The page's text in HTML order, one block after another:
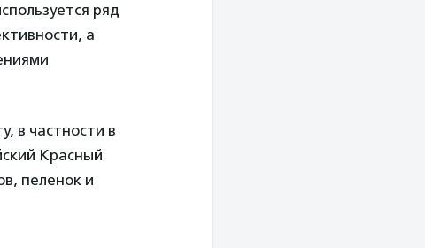
ряд
а
в частности в
Красный
пеленок и